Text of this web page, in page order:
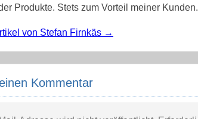
Produkte. Stets zum Vorteil meiner
von Stefan Firnkäs →
Kommentar